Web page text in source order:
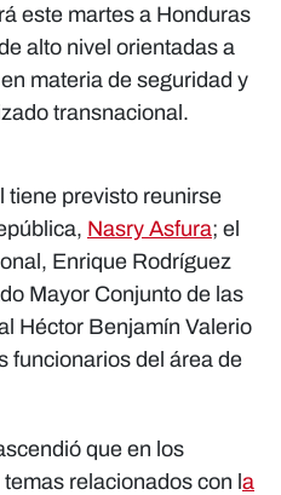
este martes a Honduras
alto nivel orientadas a
materia de seguridad y
transnacional.
tiene previsto reunirse
Nasry Asfura; el
Enrique Rodríguez
Mayor Conjunto de las
Héctor Benjamín Valerio
funcionarios del área de
que en los
relacionados con la